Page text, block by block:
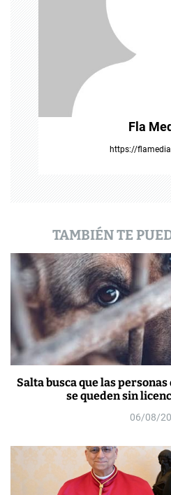
Fla
https://
TAMBIÉN TE
Salta busca que las
se queden sin
06/08/